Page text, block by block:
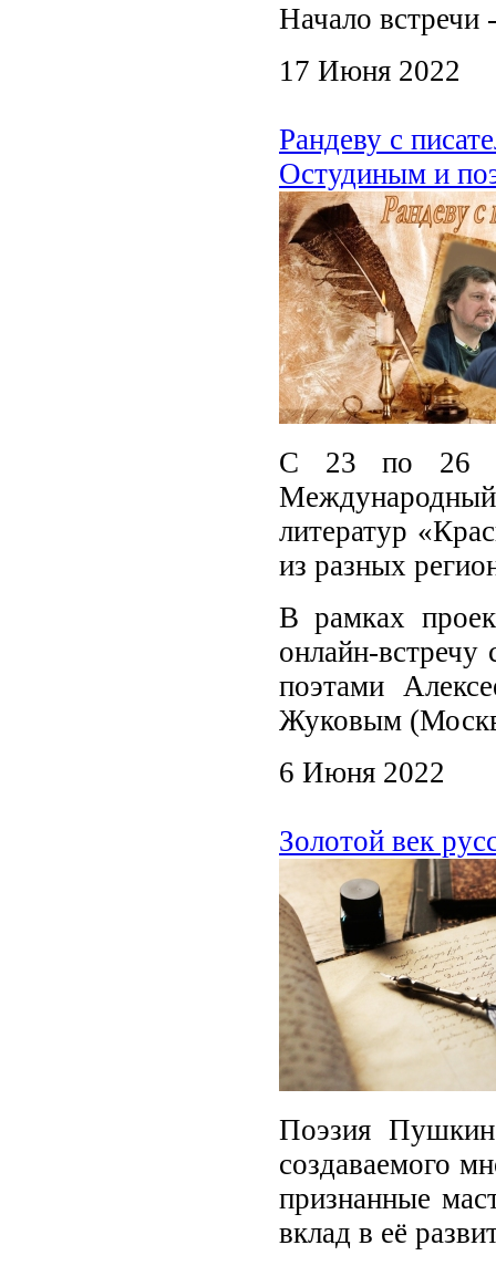
Начало встречи
17 Июня 2022
Рандеву с
Остудиным и
С 23 по 26
литератур
из разных
В рамках
онлайн-
поэтами
Жуковым
6 Июня 2022
Золотой век
Поэзия
создаваемого
признанные
вклад в её